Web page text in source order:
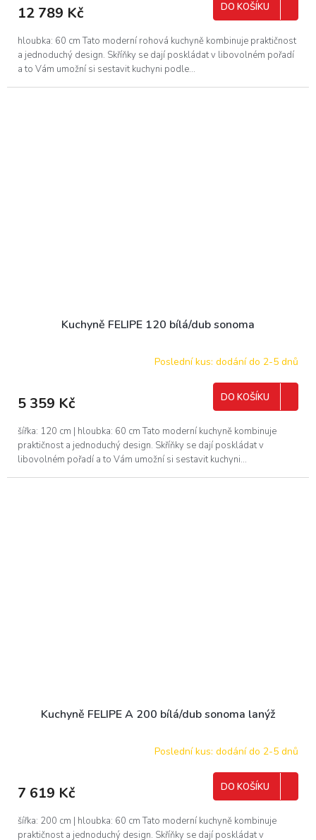
A
12 789 Kč DO KOŠÍKU
hloubka: 60 cm Tato moderní rohová kuchyně kombinuje praktičnost
a jednoduchý design. Skříňky se dají poskládat v libovolném pořadí
a to Vám umožní si sestavit kuchyni podle...
Kuchyně FELIPE 120 bílá/dub sonoma
Poslední kus: dodání do 2-5 dnů
5 359 Kč DO KOŠÍKU
šířka: 120 cm | hloubka: 60 cm Tato moderní kuchyně kombinuje
praktičnost a jednoduchý design. Skříňky se dají poskládat v
libovolném pořadí a to Vám umožní si sestavit kuchyni...
Kuchyně FELIPE A 200 bílá/dub sonoma lanýž
Poslední kus: dodání do 2-5 dnů
7 619 Kč DO KOŠÍKU
šířka: 200 cm | hloubka: 60 cm Tato moderní kuchyně kombinuje
praktičnost a jednoduchý design. Skříňky se dají poskládat v